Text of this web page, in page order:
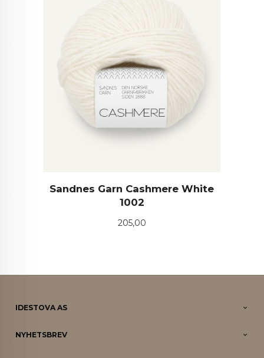
Sandnes Garn Cashmere White
1002
Pris
205,00
IDESTOVA AS
NYHETSBREV